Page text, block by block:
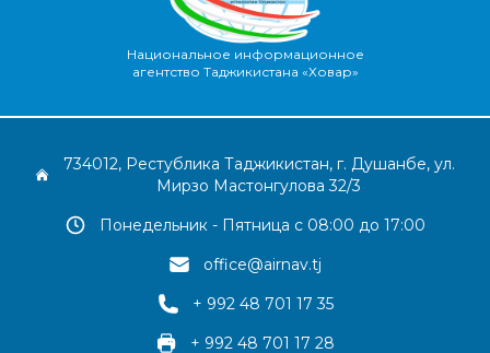
Национальное информационное
агентство Таджикистана «Ховар»
734012, Рестублика Таджикистан, г. Душанбе, ул.
Мирзо Мастонгулова 32/3
Понедельник - Пятница с 08:00 до 17:00
office@airnav.tj
+ 992 48 701 17 35
+ 992 48 701 17 28